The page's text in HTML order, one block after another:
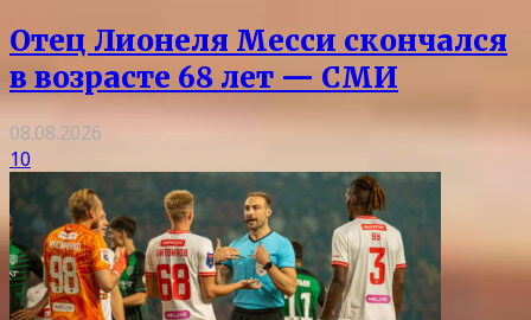
Отец Лионеля Месси скончался
в возрасте 68 лет — СМИ
08.08.2026
10